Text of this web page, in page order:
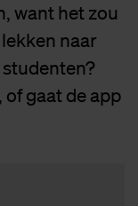
want het zou
naar
of gaat de app